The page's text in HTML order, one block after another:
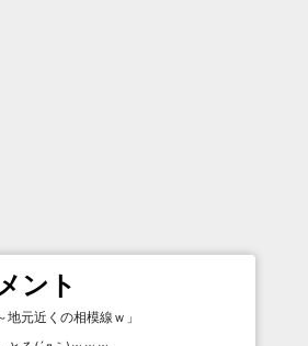
ント
地元近くの相模線ｗ 」